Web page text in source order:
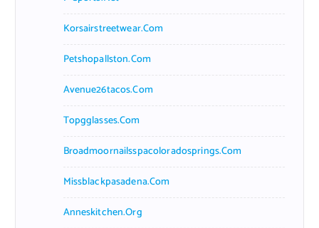
Korsairstreetwear.com
Petshopallston.com
Avenue26tacos.com
Topgglasses.com
Broadmoornailsspacoloradosprings.com
Missblackpasadena.com
Anneskitchen.org